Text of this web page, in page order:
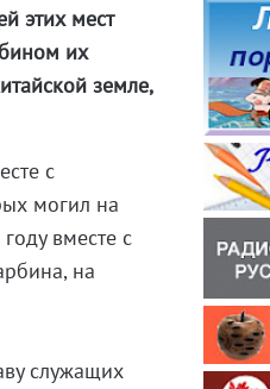
этих мест
их
земле,
с
могил на
вместе с
на
служащих